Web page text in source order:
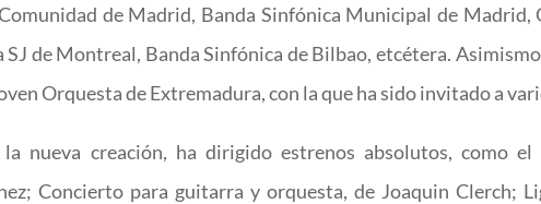
de Madrid, Banda Sinfónica Municipal de
de Montreal, Banda Sinfónica de Bilbao, etcétera.
Orquesta de Extremadura, con la que ha sido invitado a
nueva creación, ha dirigido estrenos absolutos, como
Concierto para guitarra y orquesta, de Joaquin Clerch;